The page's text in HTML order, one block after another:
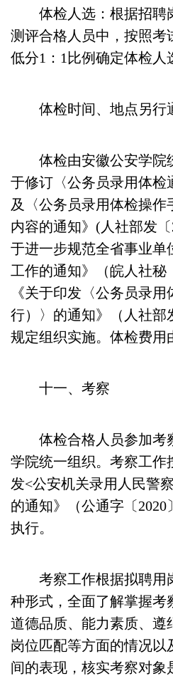
体检人选：根据招聘
测评合格人员中，按照考
低分1：1比例确定体检人
体检时间、地点另行
体检由安徽公安学院
于修订〈公务员录用体检
及〈公务员录用体检操作
内容的通知》(人社部发
于进一步规范全省事业单
工作的通知》（皖人社秘
《关于印发〈公务员录
行）〉的通知》（人社部
规定组织实施。体检费用
十一、考察
体检合格人员参加考
学院统一组织。考察工作
发<公安机关录用人民警
的通知》（公通字〔2020
执行。
考察工作根据拟聘用
种形式，全面了解掌握考
道德品质、能力素质、遵
岗位匹配等方面的情况以
间的表现，核实考察对象